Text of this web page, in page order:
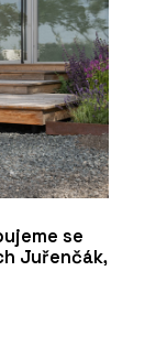
se
Juřenčák,